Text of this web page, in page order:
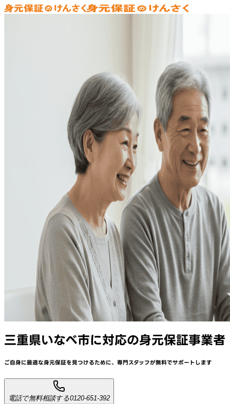
三重県いなべ市に対応の身元保証事業者
ご自身に最適な身元保証を見つけるために、 専門スタッフが無料でサポートします
電話で無料相談する0120-651-392